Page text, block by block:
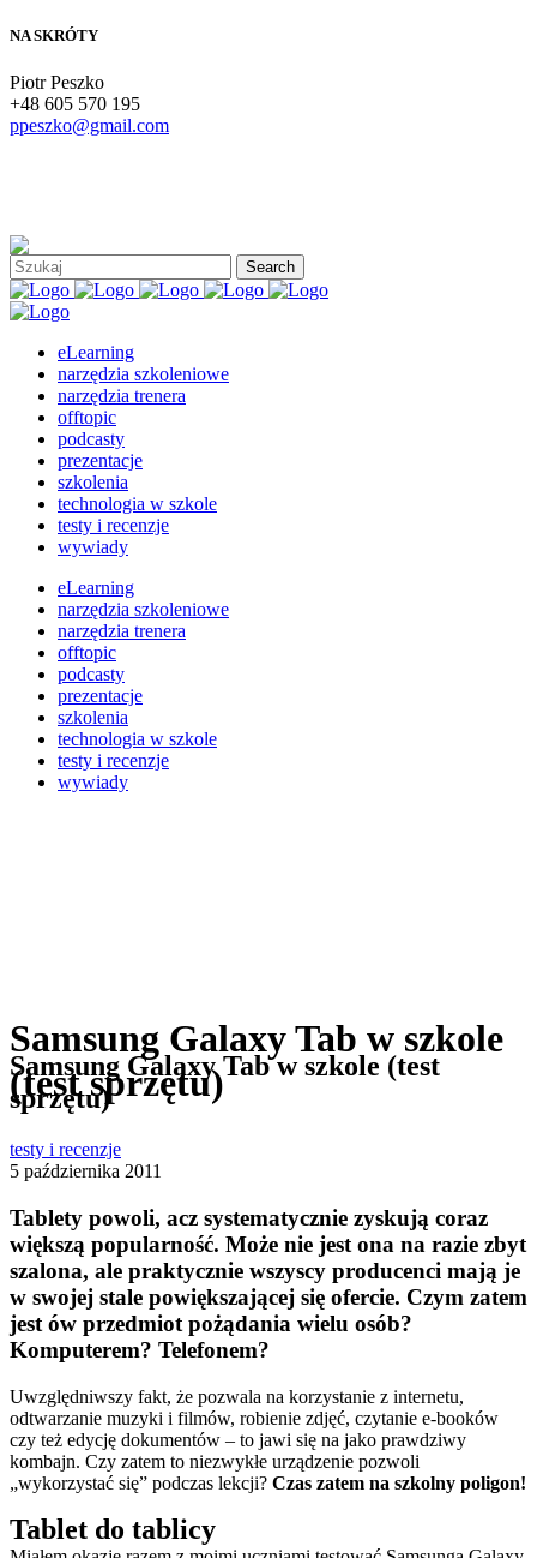
NA SKRÓTY
Piotr Peszko
+48 605 570 195
ppeszko@gmail.com
eLearning
narzędzia szkoleniowe
narzędzia trenera
offtopic
podcasty
prezentacje
szkolenia
technologia w szkole
testy i recenzje
wywiady
eLearning
narzędzia szkoleniowe
narzędzia trenera
offtopic
podcasty
prezentacje
szkolenia
technologia w szkole
testy i recenzje
wywiady
Samsung Galaxy Tab w szkole
(test sprzętu)
Samsung Galaxy Tab w szkole (test
sprzętu)
testy i recenzje
5 października 2011
Tablety powoli, acz systematycznie zyskują coraz
większą popularność. Może nie jest ona na razie zbyt
szalona, ale praktycznie wszyscy producenci mają je
w swojej stale powiększającej się ofercie. Czym zatem
jest ów przedmiot pożądania wielu osób?
Komputerem? Telefonem?
Uwzględniwszy fakt, że pozwala na korzystanie z internetu,
odtwarzanie muzyki i filmów, robienie zdjęć, czytanie e-booków
czy też edycję dokumentów – to jawi się na jako prawdziwy
kombajn. Czy zatem to niezwykłe urządzenie pozwoli
„wykorzystać się” podczas lekcji? Czas zatem na szkolny poligon!
Tablet do tablicy